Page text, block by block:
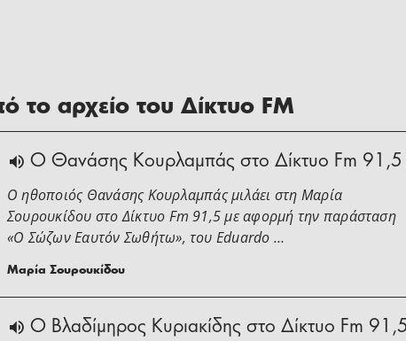
το αρχείο του Δίκτυο FM
Ο Θανάσης Κουρλαμπάς στο Δίκτυο Fm 91,5
Ο ηθοποιός Θανάσης Κουρλαμπάς μιλάει στη Μαρία
Σουρουκίδου στο Δίκτυο Fm 91,5 με αφορμή την παράσταση
«Ο Σώζων Εαυτόν Σωθήτω», του Eduardo …
Μαρία Σουρουκίδου
O Βλαδίμηρος Κυριακίδης στο Δίκτυο Fm